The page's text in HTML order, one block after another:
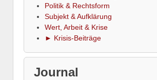
Politik & Rechtsform
Subjekt & Aufklärung
Wert, Arbeit & Krise
► Krisis-Beiträge
Journal